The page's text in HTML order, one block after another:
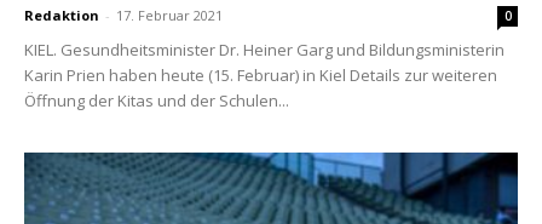
Redaktion - 17. Februar 2021 0
KIEL. Gesundheitsminister Dr. Heiner Garg und Bildungsministerin
Karin Prien haben heute (15. Februar) in Kiel Details zur weiteren
Öffnung der Kitas und der Schulen...